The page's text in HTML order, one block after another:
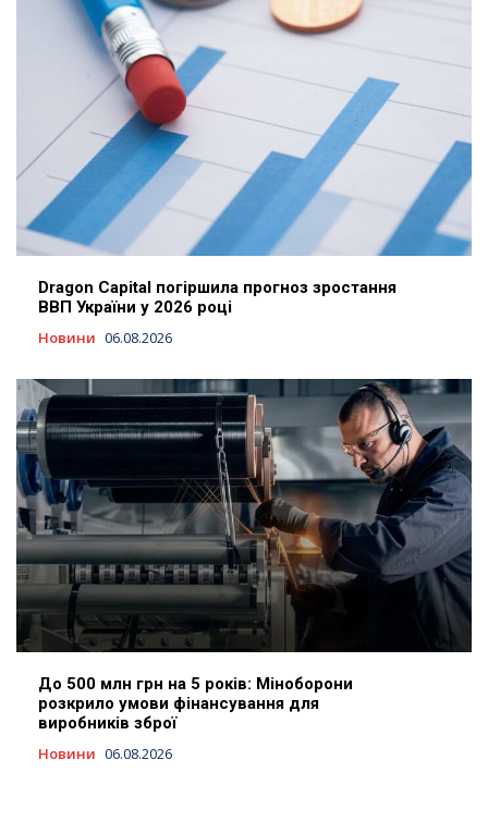
Dragon Capital погіршила прогноз зростання
ВВП України у 2026 році
Новини 06.08.2026
До 500 млн грн на 5 років: Міноборони
розкрило умови фінансування для
виробників зброї
Новини 06.08.2026